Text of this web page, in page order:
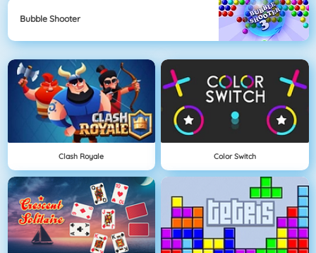
Bubble Shooter
Clash Royale Color Switch